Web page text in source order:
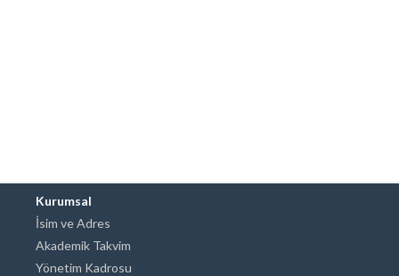
Kurumsal
İsim ve Adres
Akademik Takvim
Yönetim Kadrosu